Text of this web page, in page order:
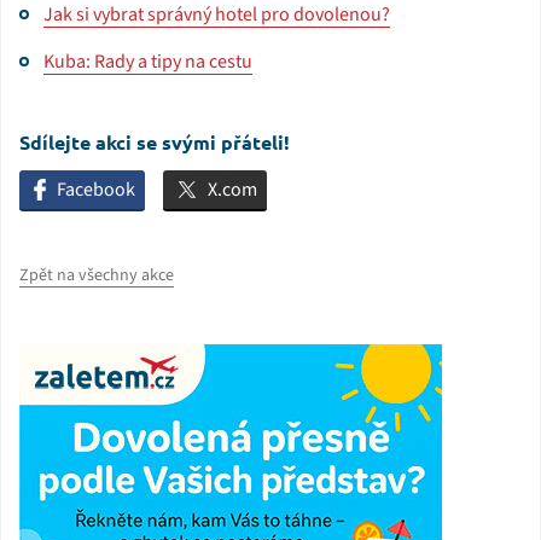
Jak si vybrat správný hotel pro dovolenou?
Kuba: Rady a tipy na cestu
Sdílejte akci se svými přáteli!
Facebook X.com
Zpět na všechny akce